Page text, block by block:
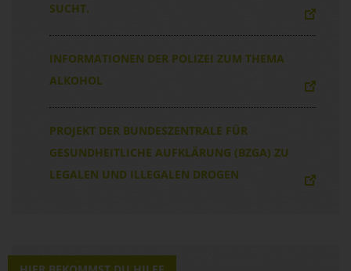
SUCHT.
INFORMATIONEN DER POLIZEI ZUM THEMA
ALKOHOL
PROJEKT DER BUNDESZENTRALE FÜR
GESUNDHEITLICHE AUFKLÄRUNG (BZGA) ZU
LEGALEN UND ILLEGALEN DROGEN